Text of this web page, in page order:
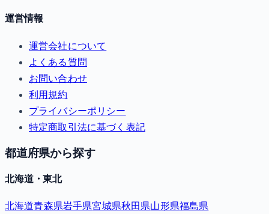
運営情報
運営会社について
よくある質問
お問い合わせ
利用規約
プライバシーポリシー
特定商取引法に基づく表記
都道府県から探す
北海道・東北
北海道青森県岩手県宮城県秋田県山形県福島県